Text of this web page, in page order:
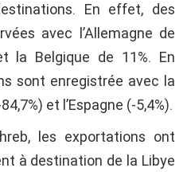
En effet, des
avec l’Allemagne de
la Belgique de 11%. En
sont enregistrée avec la
et l’Espagne (-5,4%).
les exportations ont
à destination de la Libye